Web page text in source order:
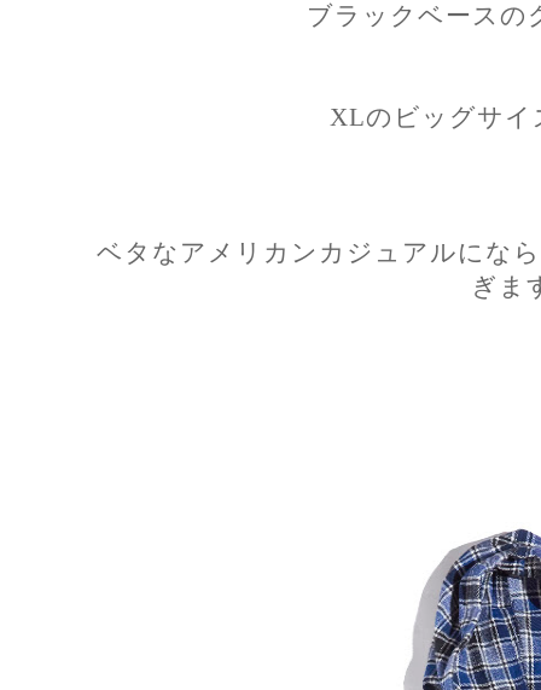
ブラックベースの
XLのビッグサイ
ベタなアメリカンカジュアルにな
ぎま